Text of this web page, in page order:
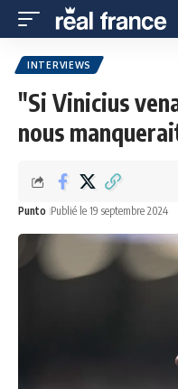
INTERVIEWS
"Si Vinicius
nous
Punto Publié le 19 septembre 2024